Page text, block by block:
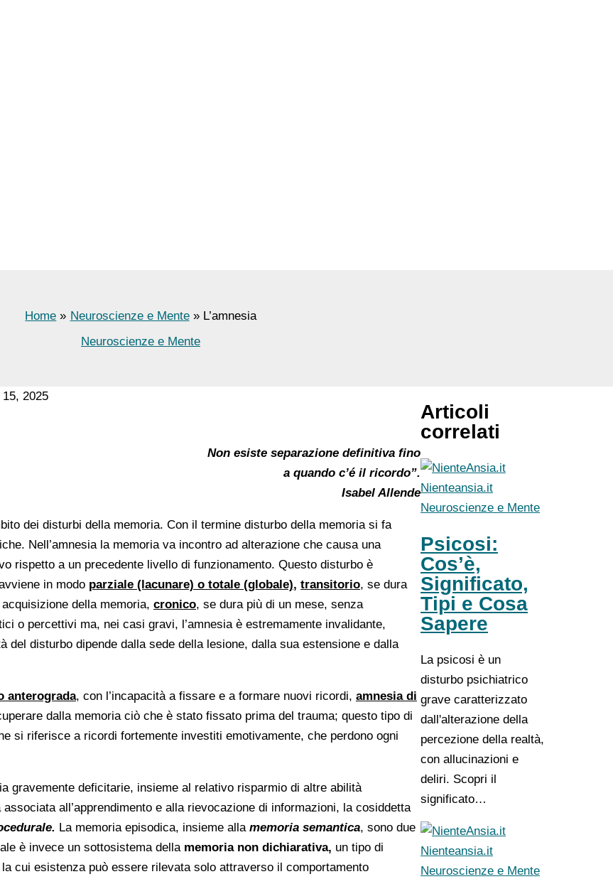
Home Neuroscienze e Mente
L’amnesia
Neuroscienze e Mente
2025
Non esiste separazione definitiva fino
a quando c’é il ricordo”.
Isabel Allende
dei disturbi della memoria. Con il termine disturbo della memoria si fa
Nell’amnesia la memoria va incontro ad alterazione che causa una
rispetto a un precedente livello di funzionamento. Questo disturbo è
in modo parziale (lacunare) o totale (globale), transitorio, se dura
della memoria, cronico, se dura più di un mese, senza
o percettivi ma, nei casi gravi, l’amnesia è estremamente invalidante,
del disturbo dipende dalla sede della lesione, dalla sua estensione e dalla
anterograda, con l’incapacità a fissare e a formare nuovi ricordi, amnesia di
dalla memoria ciò che è stato fissato prima del trauma; questo tipo di
si riferisce a ricordi fortemente investiti emotivamente, che perdono ogni
gravemente deficitarie, insieme al relativo risparmio di altre abilità
all’apprendimento e alla rievocazione di informazioni, la cosiddetta
La memoria episodica, insieme alla memoria semantica, sono due
è invece un sottosistema della memoria non dichiarativa, un tipo di
cui esistenza può essere rilevata solo attraverso il comportamento
Articoli
correlati
Nienteansia.it
Neuroscienze e Mente
Psicosi:
Cos’è,
Significato,
Tipi e Cosa
Sapere
La psicosi è un
disturbo psichiatrico
grave caratterizzato
dall'alterazione della
percezione della realtà,
con allucinazioni e
deliri. Scopri il
significato…
Nienteansia.it
Neuroscienze e Mente